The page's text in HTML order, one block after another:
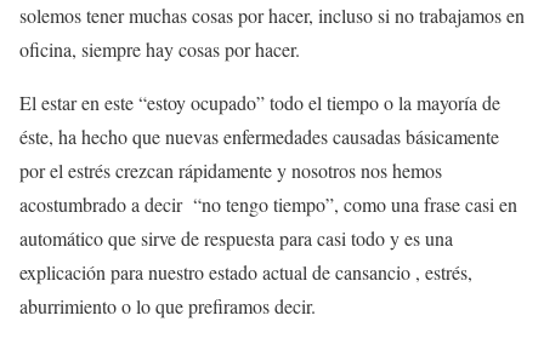
solemos tener muchas cosas por hacer, incluso si no trabajamos en
oficina, siempre hay cosas por hacer.
El estar en este “estoy ocupado” todo el tiempo o la mayoría de
éste, ha hecho que nuevas enfermedades causadas básicamente
por el estrés crezcan rápidamente y nosotros nos hemos
acostumbrado a decir “no tengo tiempo”, como una frase casi en
automático que sirve de respuesta para casi todo y es una
explicación para nuestro estado actual de cansancio , estrés,
aburrimiento o lo que prefiramos decir.